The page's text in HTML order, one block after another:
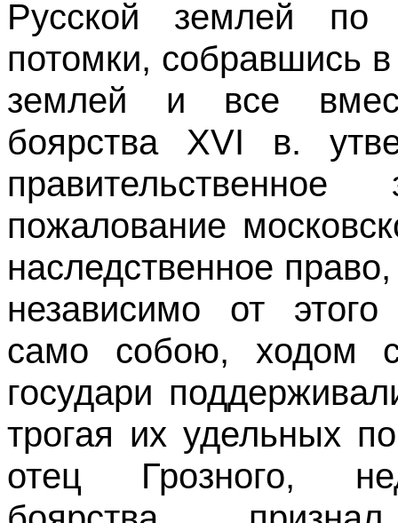
Русской землей
потомки, собравшись
землей и все
боярства XVI в.
пожалование
наследственное
независимо от этого
само собою, ходом
государи
трогая их удельных
отец Грозного,